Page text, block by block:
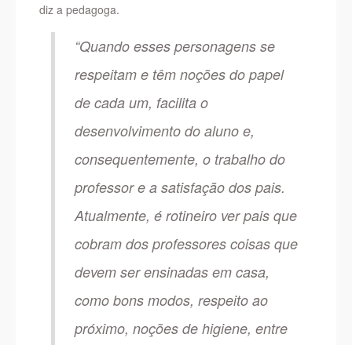
diz a pedagoga.
“Quando esses personagens se
respeitam e têm noções do papel
de cada um, facilita o
desenvolvimento do aluno e,
consequentemente, o trabalho do
professor e a satisfação dos pais.
Atualmente, é rotineiro ver pais que
cobram dos professores coisas que
devem ser ensinadas em casa,
como bons modos, respeito ao
próximo, noções de higiene, entre